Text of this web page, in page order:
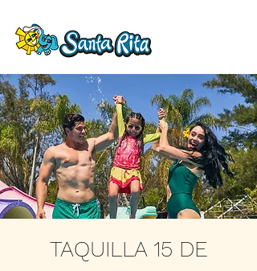
TAQUILLA 15 DE